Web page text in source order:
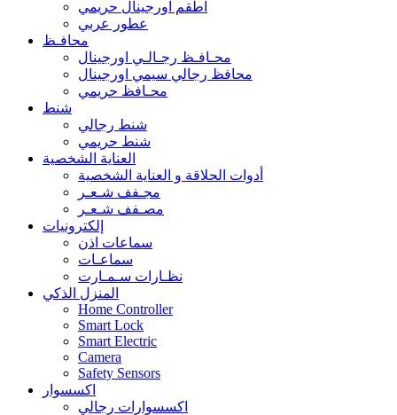
اطقم اورجينال حريمي
عطور عربي
محافـظ
محـافـظ رجـالـي اورجينال
محافظ رجالي سيمي اورجينال
محـافظ حريمي
شنط
شنط رجالي
شنط حريمي
العناية الشخصية
أدوات الحلاقة و العناية الشخصية
مجـفف شـعـر
مصـفف شـعـر
إلكترونيات
سماعات اذن
سماعـات
نظـارات سـمـارت
المنزل الذكي
Home Controller
Smart Lock
Smart Electric
Camera
Safety Sensors
اكسسوار
اكسسوارات رجالي